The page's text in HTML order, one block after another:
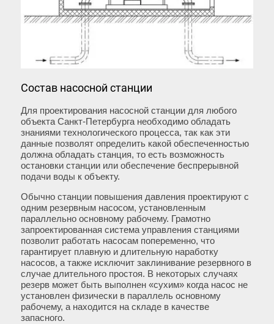
Состав насосной станции
Для проектирования насосной станции для любого
объекта Санкт-Петербурга необходимо обладать
знаниями технологического процесса, так как эти
данные позволят определить какой обеспеченностью
должна обладать станция, то есть возможность
остановки станции или обеспечение беспрерывной
подачи воды к объекту.
Обычно станции повышения давления проектируют с
одним резервным насосом, установленным
параллельно основному рабочему. Грамотно
запроектированная система управления станциями
позволит работать насосам попеременно, что
гарантирует плавную и длительную наработку
насосов, а также исключит заклинивание резервного в
случае длительного простоя. В некоторых случаях
резерв может быть выполнен «сухим» когда насос не
установлен физически в параллель основному
рабочему, а находится на складе в качестве
запасного.